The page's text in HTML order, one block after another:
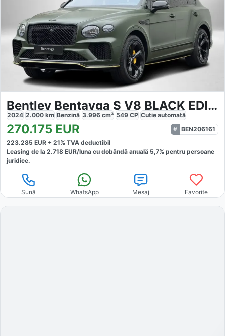
Bentley Bentayga S V8 BLACK EDITION
2024 2.000 km Benzină 3.996 cm³ 549 CP Cutie automată
270.175 EUR
BEN206161
223.285 EUR + 21% TVA deductibil
Leasing de la 2.718 EUR/luna cu dobăndă anuală 5,7% pentru persoane
juridice.
Sună WhatsApp Mesaj Favorite